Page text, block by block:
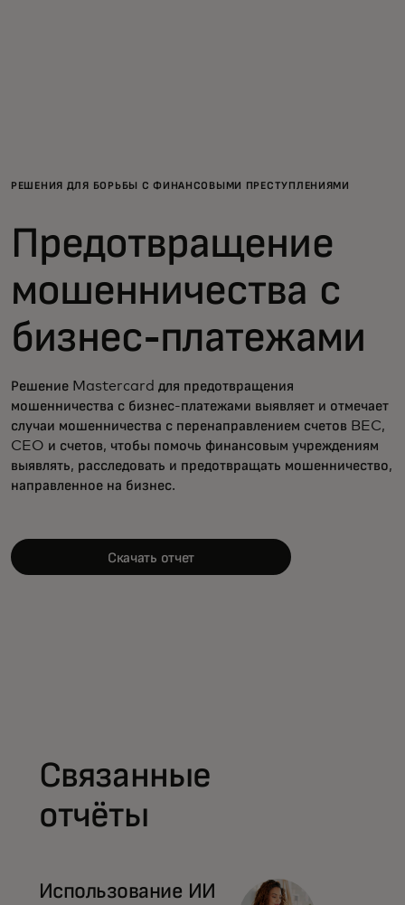
Новости и тренды
РЕШЕНИЯ ДЛЯ БОРЬБЫ С ФИНАНСОВЫМИ ПРЕСТУПЛЕНИЯМИ
Предотвращение
мошенничества с
бизнес-платежами
Решение Mastercard для предотвращения
мошенничества с бизнес-платежами выявляет и отмечает
случаи мошенничества с перенаправлением счетов BEC,
CEO и счетов, чтобы помочь финансовым учреждениям
выявлять, расследовать и предотвращать мошенничество,
направленное на бизнес.
Скачать отчет
Связанные
отчёты
Использование ИИ